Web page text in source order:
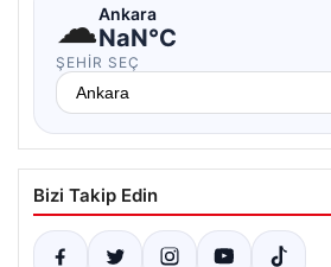
☁Ankara
NaN°C
ŞEHIR SEÇ
Bizi Takip Edin